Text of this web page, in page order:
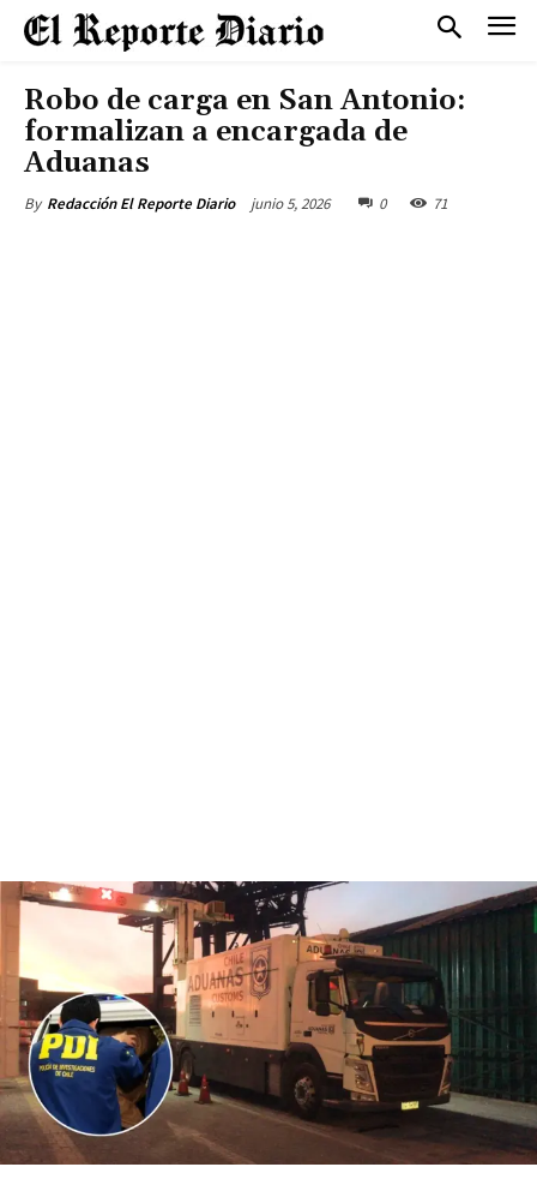
Robo de carga en San Antonio:
formalizan a encargada de
Aduanas
By Redacción El Reporte Diario junio 5, 2026 0 71